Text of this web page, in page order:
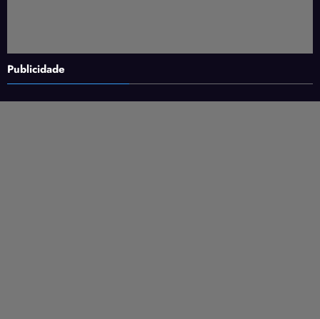
Publicidade